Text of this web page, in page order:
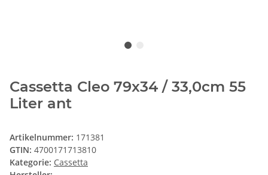
Cassetta Cleo 79x34 / 33,0cm 55
Liter ant
Artikelnummer: 171381
GTIN: 4700171713810
Kategorie: Cassetta